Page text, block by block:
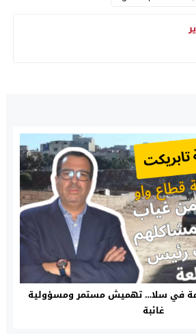
في سلا… تهميش مستمر ومسؤولية
غائبة